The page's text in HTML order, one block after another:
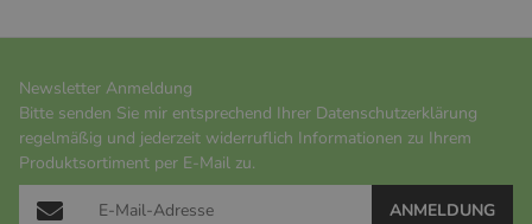
Newsletter Anmeldung
Bitte senden Sie mir entsprechend Ihrer Datenschutzerklärung
regelmäßig und jederzeit widerruflich Informationen zu Ihrem
Produktsortiment per E-Mail zu.
ANMELDUNG